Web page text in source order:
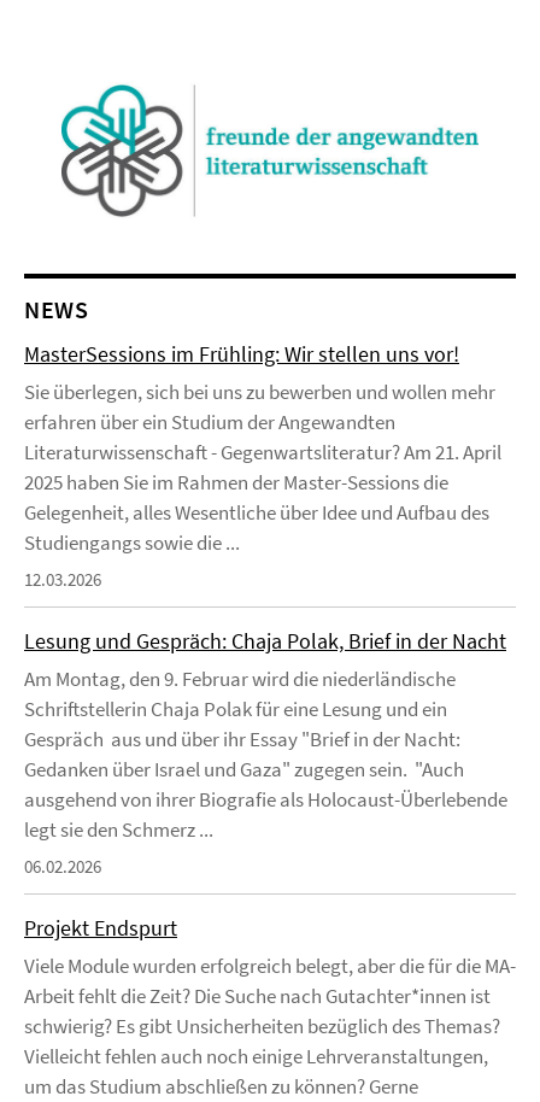
NEWS
MasterSessions im Frühling: Wir stellen uns vor!
Sie überlegen, sich bei uns zu bewerben und wollen mehr
erfahren über ein Studium der Angewandten
Literaturwissenschaft - Gegenwartsliteratur? Am 21. April
2025 haben Sie im Rahmen der Master-Sessions die
Gelegenheit, alles Wesentliche über Idee und Aufbau des
Studiengangs sowie die ...
12.03.2026
Lesung und Gespräch: Chaja Polak, Brief in der Nacht
Am Montag, den 9. Februar wird die niederländische
Schriftstellerin Chaja Polak für eine Lesung und ein
Gespräch aus und über ihr Essay "Brief in der Nacht:
Gedanken über Israel und Gaza" zugegen sein. "Auch
ausgehend von ihrer Biografie als Holocaust-Überlebende
legt sie den Schmerz ...
06.02.2026
Projekt Endspurt
Viele Module wurden erfolgreich belegt, aber die für die MA-
Arbeit fehlt die Zeit? Die Suche nach Gutachter*innen ist
schwierig? Es gibt Unsicherheiten bezüglich des Themas?
Vielleicht fehlen auch noch einige Lehrveranstaltungen,
um das Studium abschließen zu können? Gerne